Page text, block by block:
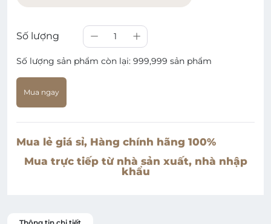
Số lượng 1
Số lượng sản phẩm còn lại: 999,999 sản phẩm
Mua ngay
Mua lẻ giá sỉ, Hàng chính hãng 100%
Mua trực tiếp từ nhà sản xuất, nhà nhập
khẩu